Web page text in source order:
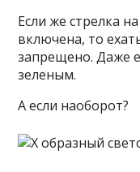
Если же стрелка
включена, то
запрещено. Даже
зеленым.
А если наоборот?